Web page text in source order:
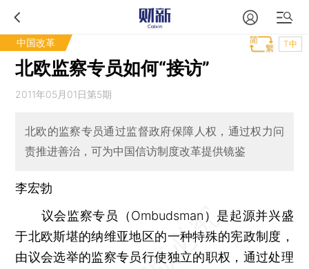
中国改革 T中
北欧监察专员如何“接访”
2011年05月01日第5期
北欧的监察专员通过监督政府保障人权，通过权力问
责推进善治，可为中国信访制度改革提供镜鉴
李宏勃
议会监察专员（Ombudsman）是起源并兴盛
于北欧斯堪的纳维亚地区的一种特殊的宪政制度，
由议会选举的监察专员行使独立的职权，通过处理